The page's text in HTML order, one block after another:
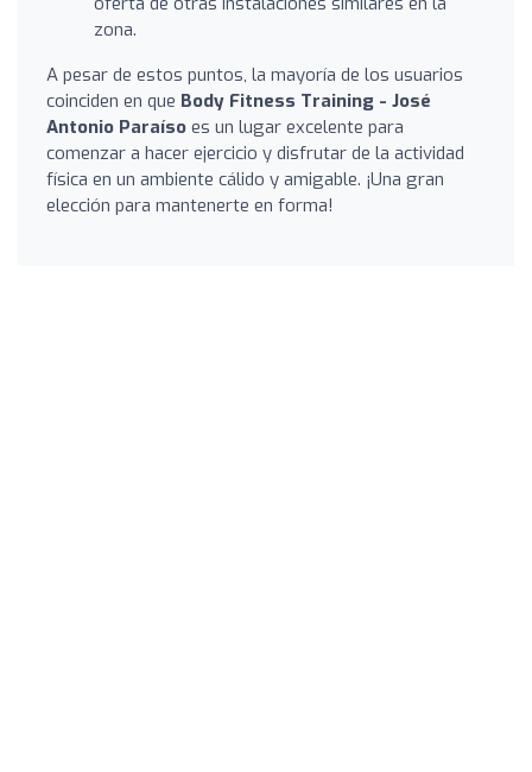
zona.
A pesar de estos puntos, la mayoría de los usuarios
coinciden en que Body Fitness Training - José
Antonio Paraíso es un lugar excelente para
comenzar a hacer ejercicio y disfrutar de la actividad
física en un ambiente cálido y amigable. ¡Una gran
elección para mantenerte en forma!